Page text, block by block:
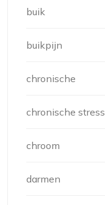
buik
buikpijn
chronische
chronische stress
chroom
darmen